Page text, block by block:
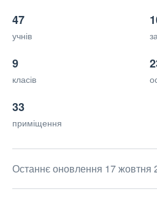
47
учнів
9
класів
33
приміщення
Останнє оновлення 17 жовтня